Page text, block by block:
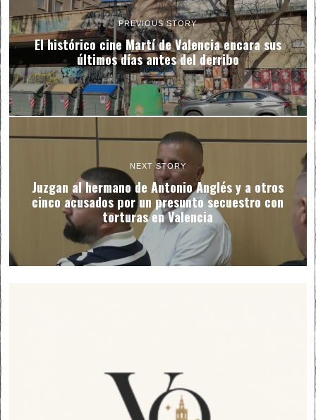
PREVIOUS STORY
El histórico cine Martí de Valencia encara sus
últimos días antes del derribo
NEXT STORY
Juzgan al hermano de Antonio Anglés y a otros
cinco acusados por un presunto secuestro con
torturas en Valencia